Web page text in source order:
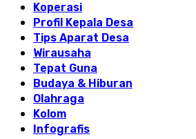
Koperasi
Profil Kepala Desa
Tips Aparat Desa
Wirausaha
Tepat Guna
Budaya & Hiburan
Olahraga
Kolom
Infografis